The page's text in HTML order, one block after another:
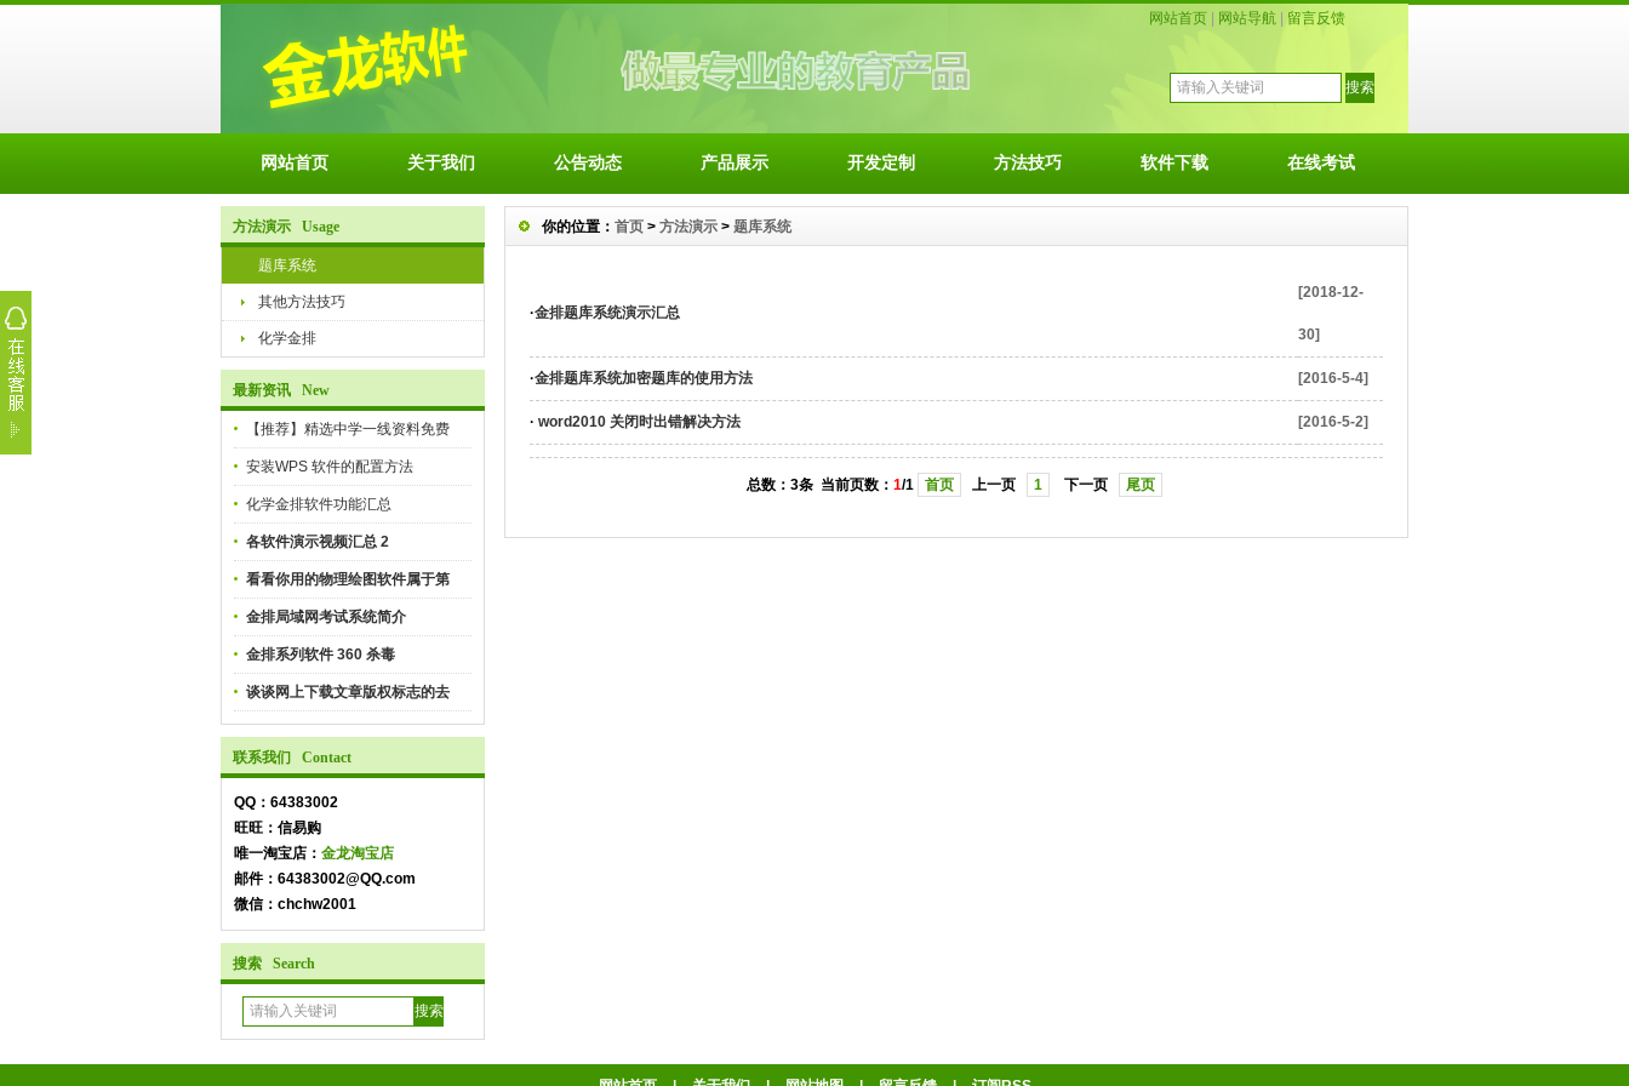
网站首页| 网站导航| 留言反馈
网站首页 关于我们 公告动态 产品展示 开发定制 方法技巧 软件下载 在线考试
方法演示 Usage
题库系统
其他方法技巧
化学金排
最新资讯 New
【推荐】精选中学一线资料免费
安装WPS 软件的配置方法
化学金排软件功能汇总
各软件演示视频汇总 2
看看你用的物理绘图软件属于第
金排局域网考试系统简介
金排系列软件 360 杀毒
谈谈网上下载文章版权标志的去
联系我们 Contact
QQ：64383002
旺旺：信易购
唯一淘宝店： 金龙淘宝店
邮件：64383002@QQ.com
微信：chchw2001
搜索 Search
你的位置： 首页 > 方法演示 > 题库系统
·金排题库系统演示汇总
[2018-12-
30]
·金排题库系统加密题库的使用方法 [2016-5-4]
· word2010 关闭时出错解决方法 [2016-5-2]
总数：3条 当前页数： 1/1 首页 上一页 1 下一页 尾页